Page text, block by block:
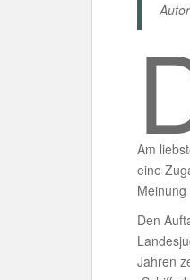
Am
eine
Den
Jahren